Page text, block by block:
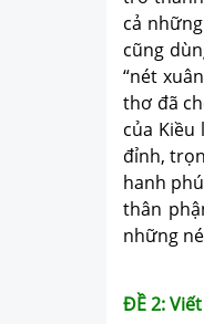
cả
cũng
“nét
thơ đã
của
đỉnh,
hanh
thân
những
ĐỀ 2: